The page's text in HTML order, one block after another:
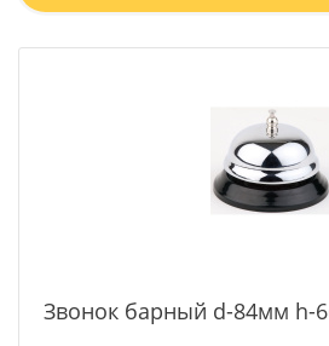
Звонок барный d-84мм h-